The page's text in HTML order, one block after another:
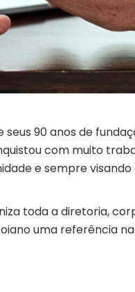
90 anos de
com muito
e sempre
toda a diretoria,
uma referência